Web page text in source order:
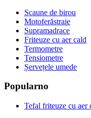
Scaune de birou
Motoferăstraie
Supramadrace
Friteuze cu aer cald
Termometre
Tensiometre
Șervețele umede
Popularno
Tefal friteuze cu aer